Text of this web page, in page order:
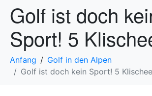
Golf ist doch
Sport! 5
Anfang
Golf in den Alpen
Golf ist doch kein Sport! 5